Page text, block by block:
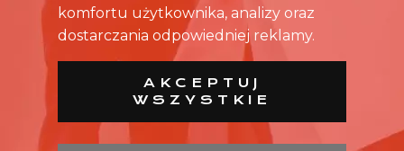
komfortu użytkownika, analizy oraz
dostarczania odpowiedniej reklamy.
AKCEPTUJ
WSZYSTKIE